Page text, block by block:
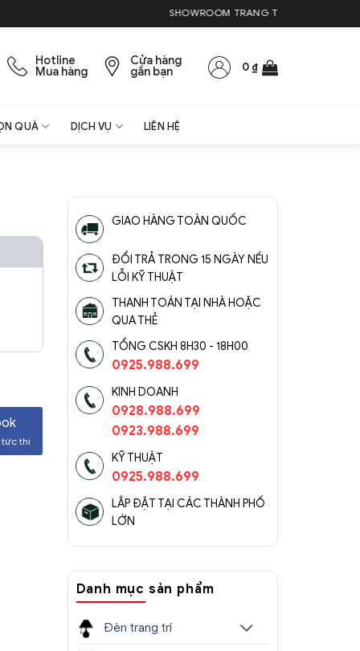
SHOWROOM TRANG TRÍ NỘI THẤT & QUÀ
Hotline
Mua hàng
Cửa hàng
gần bạn 0 ₫
QUÀ DỊCH VỤ LIÊN HỆ
tức thì
GIAO HÀNG TOÀN QUỐC
ĐỔI TRẢ TRONG 15 NGÀY NẾU
LỖI KỸ THUẬT
THANH TOÁN TẠI NHÀ HOẶC
QUA THẺ
TỔNG CSKH 8H30 - 18H00
0925.988.699
KINH DOANH
0928.988.699
0923.988.699
KỸ THUẬT
0925.988.699
LẮP ĐẶT TẠI CÁC THÀNH PHỐ
LỚN
Danh mục sản phẩm
Đèn trang trí